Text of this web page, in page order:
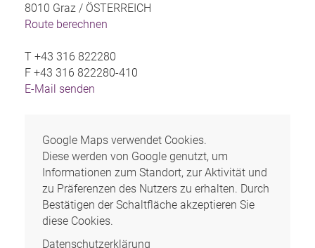
8010 Graz / ÖSTERREICH
Route berechnen
T +43 316 822280
F +43 316 822280-410
E-Mail senden
Google Maps verwendet Cookies.
Diese werden von Google genutzt, um
Informationen zum Standort, zur Aktivität und
zu Präferenzen des Nutzers zu erhalten. Durch
Bestätigen der Schaltfläche akzeptieren Sie
diese Cookies.
Datenschutzerklärung